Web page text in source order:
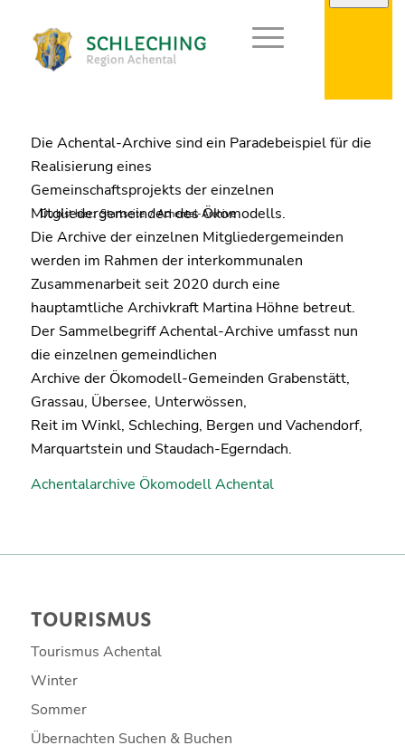
Du bist hier: Startseite / Achental-Archive
Die Achental-Archive sind ein Paradebeispiel für die
Realisierung eines
Gemeinschaftsprojekts der einzelnen
Mitgliedergemeinden des Ökomodells.
Die Archive der einzelnen Mitgliedergemeinden
werden im Rahmen der interkommunalen
Zusammenarbeit seit 2020 durch eine
hauptamtliche Archivkraft Martina Höhne betreut.
Der Sammelbegriff Achental-Archive umfasst nun
die einzelnen gemeindlichen
Archive der Ökomodell-Gemeinden Grabenstätt,
Grassau, Übersee, Unterwössen,
Reit im Winkl, Schleching, Bergen und Vachendorf,
Marquartstein und Staudach-Egerndach.
Achentalarchive Ökomodell Achental
TOURISMUS
Tourismus Achental
Winter
Sommer
Übernachten Suchen & Buchen